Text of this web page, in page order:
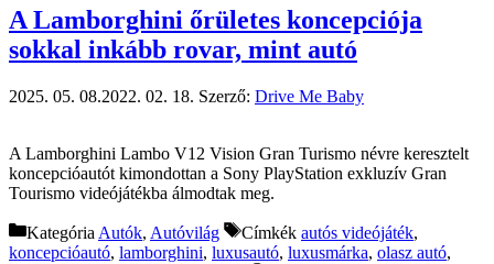
A Lamborghini őrületes koncepciója
sokkal inkább rovar, mint autó
2025. 05. 08.2022. 02. 18. Szerző: Drive Me Baby
A Lamborghini Lambo V12 Vision Gran Turismo névre keresztelt
koncepcióautót kimondottan a Sony PlayStation exkluzív Gran
Tourismo videójátékba álmodtak meg.
Kategória Autók, Autóvilág Címkék autós videójáték,
koncepcióautó, lamborghini, luxusautó, luxusmárka, olasz autó,